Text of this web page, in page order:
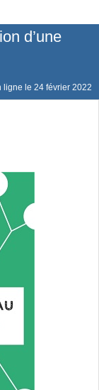
d’une
ligne le 24 février 2022